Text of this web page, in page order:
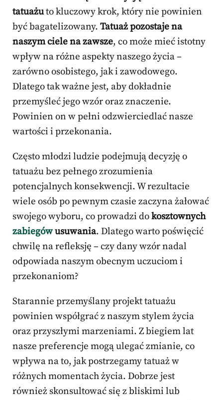
tatuażuto kluczowy krok, który nie powinien
być bagatelizowany. Tatuaż pozostaje na
naszym ciele na zawsze, co może mieć istotny
wpływ na różne aspekty naszego życia –
zarówno osobistego, jak i zawodowego.
Dlatego tak ważne jest, aby dokładnie
przemyśleć jego wzór oraz znaczenie.
Powinien on w pełni odzwierciedlać nasze
wartości i przekonania.
Często młodzi ludzie podejmują decyzję o
tatuażu bez pełnego zrozumienia
potencjalnych konsekwencji. W rezultacie
wiele osób po pewnym czasie zaczyna żałować
swojego wyboru, co prowadzi dokosztownych
zabiegówusuwania. Dlatego warto poświęcić
chwilę na refleksję – czy dany wzór nadal
odpowiada naszym obecnym uczuciom i
przekonaniom?
Starannie przemyślany projekt tatuażu
powinien współgrać z naszym stylem życia
oraz przyszłymi marzeniami. Z biegiem lat
nasze preferencje mogą ulegać zmianie, co
wpływa na to, jak postrzegamy tatuaż w
różnych momentach życia. Dobrze jest
również skonsultować się z bliskimi lub